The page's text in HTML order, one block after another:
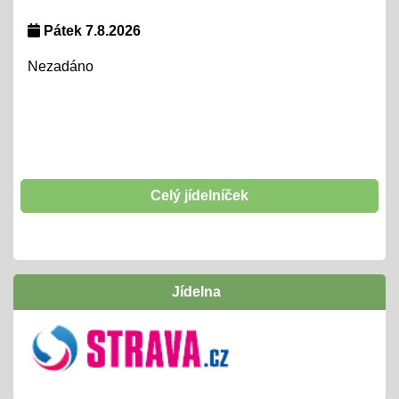
Lyžařský kurz + pobyt na horách
- tradiční oblíbená akce 26. - 31. 1.
01.10.2024
- tradičně si "odpracujeme" vstupenku na interaktivní
Inovativní vzdělávání /Šablony I OPJAK
01.09.2024
Pátek 7.8.2026
Nezadáno
Celý jídelníček
Jídelna